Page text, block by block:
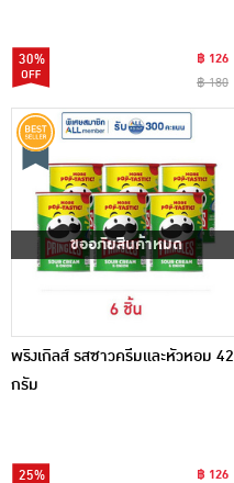
30%
฿ 126
฿ 180
ขออภัยสินค้าหมด
พริงเกิลส์ รสซาวครีมและหัวหอม 42
กรัม
25%
฿ 126